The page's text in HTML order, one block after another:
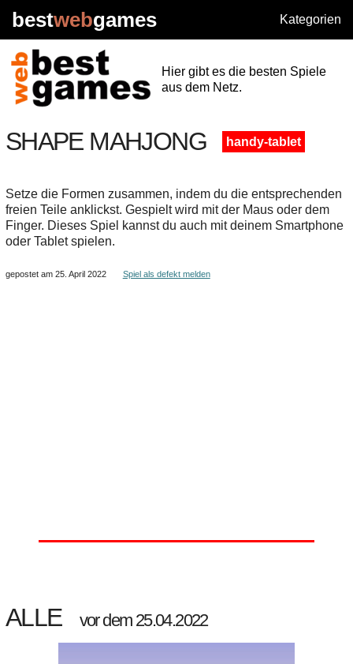
bestwebgames Kategorien
Hier gibt es die besten Spiele
aus dem Netz.
SHAPE MAHJONG handy-tablet
Setze die Formen zusammen, indem du die entsprechenden
freien Teile anklickst. Gespielt wird mit der Maus oder dem
Finger. Dieses Spiel kannst du auch mit deinem Smartphone
oder Tablet spielen.
gepostet am 25. April 2022 Spiel als defekt melden
ALLE vor dem 25.04.2022